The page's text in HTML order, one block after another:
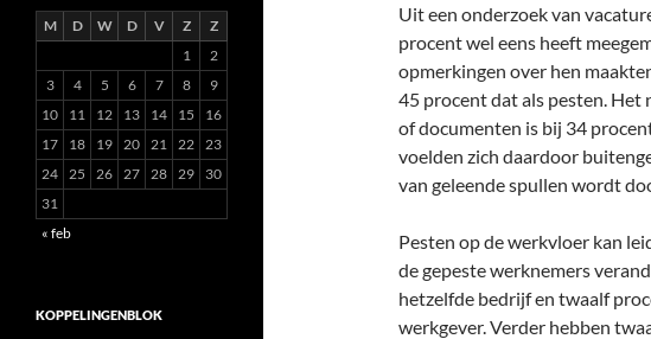
Uit een onderzoek van
procent wel eens heeft
opmerkingen over hen
45 procent dat als pesten.
of documenten is bij 34
voelden zich daardoor
van geleende spullen wordt
Pesten op de werkvloer kan
de gepeste werknemers
hetzelfde bedrijf en twaalf
werkgever. Verder hebben
M D W D V Z
Z
1
2
3
4 5 6 7 8
9
10
11 12 13 14 15
16
17
18 19 20 21 22
23
24
25 26 27 28 29
30
31
« feb
KOPPELINGENBLOK